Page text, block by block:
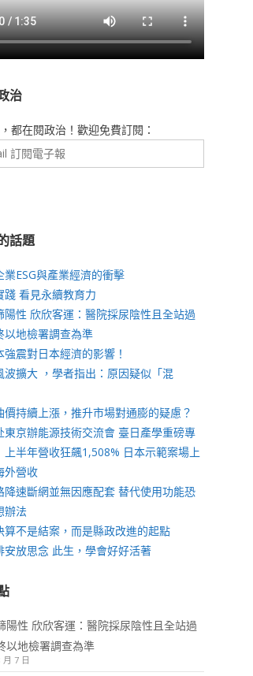
治
都在閱政治！歡迎免費訂閱：
話題
業ESG與產業經濟的衝擊
踐 看見永續教育力
陽性 欣欣客運：醫院採尿陰性且全站過
以地檢署調查為準
強震對日本經濟的影響！
波擴大 ，學者指出：原因疑似「混
價持續上漲，推升市場對通膨的疑慮？
東京辦能源技術交流會 臺日產學重磅專
半年營收狂飆1,508% 日本示範案場上
外營收
降速斷網並無因應配套 替代使用功能恐
辦法
算不是結案，而是縣政改進的起點
安放思念 此生，學會好好活著
陽性 欣欣客運：醫院採尿陰性且全站過
以地檢署調查為準
月 7 日